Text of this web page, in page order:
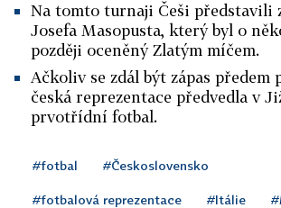
Na tomto turnaji Češi představili
Josefa Masopusta, který byl o
později oceněný Zlatým míčem.
Ačkoliv se zdál být zápas předem
česká reprezentace předvedla v
prvotřídní fotbal.
#fotbal #Československo
#fotbalová reprezentace #Itálie